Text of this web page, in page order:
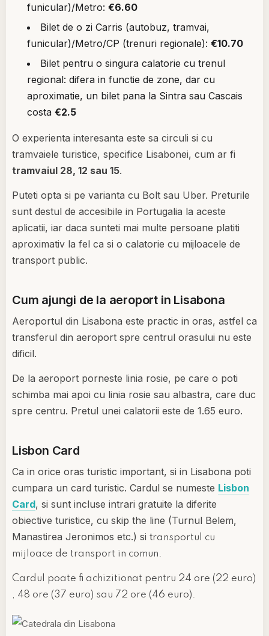
funicular)/Metro: €6.60
Bilet de o zi Carris (autobuz, tramvai,
funicular)/Metro/CP (trenuri regionale): €10.70
Bilet pentru o singura calatorie cu trenul
regional: difera in functie de zone, dar cu
aproximatie, un bilet pana la Sintra sau Cascais
costa €2.5
O experienta interesanta este sa circuli si cu
tramvaiele turistice, specifice Lisabonei, cum ar fi
tramvaiul 28, 12 sau 15.
Puteti opta si pe varianta cu Bolt sau Uber. Preturile
sunt destul de accesibile in Portugalia la aceste
aplicatii, iar daca sunteti mai multe persoane platiti
aproximativ la fel ca si o calatorie cu mijloacele de
transport public.
Cum ajungi de la aeroport in Lisabona
Aeroportul din Lisabona este practic in oras, astfel ca
transferul din aeroport spre centrul orasului nu este
dificil.
De la aeroport porneste linia rosie, pe care o poti
schimba mai apoi cu linia rosie sau albastra, care duc
spre centru. Pretul unei calatorii este de 1.65 euro.
Lisbon Card
Ca in orice oras turistic important, si in Lisabona poti
cumpara un card turistic. Cardul se numeste Lisbon
Card, si sunt incluse intrari gratuite la diferite
obiective turistice, cu skip the line (Turnul Belem,
Manastirea Jeronimos etc.) si transportul cu
mijloace de transport in comun.
Cardul poate fi achizitionat pentru 24 ore (22 euro)
, 48 ore (37 euro) sau 72 ore (46 euro).